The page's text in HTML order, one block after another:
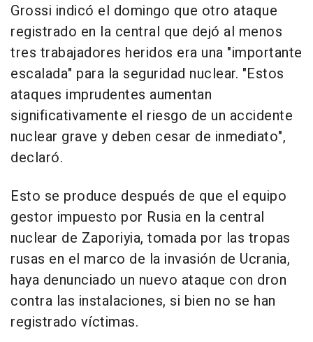
Grossi indicó el domingo que otro ataque
registrado en la central que dejó al menos
tres trabajadores heridos era una "importante
escalada" para la seguridad nuclear. "Estos
ataques imprudentes aumentan
significativamente el riesgo de un accidente
nuclear grave y deben cesar de inmediato",
declaró.
Esto se produce después de que el equipo
gestor impuesto por Rusia en la central
nuclear de Zaporiyia, tomada por las tropas
rusas en el marco de la invasión de Ucrania,
haya denunciado un nuevo ataque con dron
contra las instalaciones, si bien no se han
registrado víctimas.